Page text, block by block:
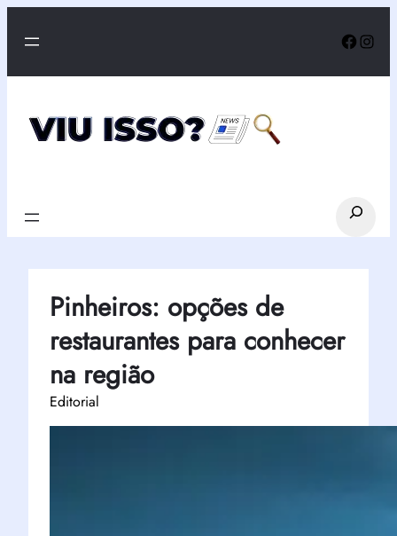
para
conteúdo
Search
Pinheiros: opções de
restaurantes para conhecer
na região
Editorial